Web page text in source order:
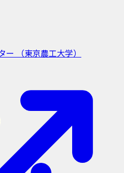
ー （東京農工大学）